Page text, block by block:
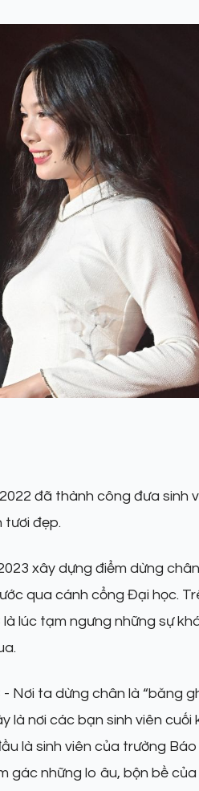
đã thành công đưa sinh
tươi đẹp.
xây dựng điểm dừng
qua cánh cổng Đại học.
lúc tạm ngưng những sự
Nơi ta dừng chân là “băng
là nơi các bạn sinh viên
là sinh viên của trường
gác những lo âu, bộn bề